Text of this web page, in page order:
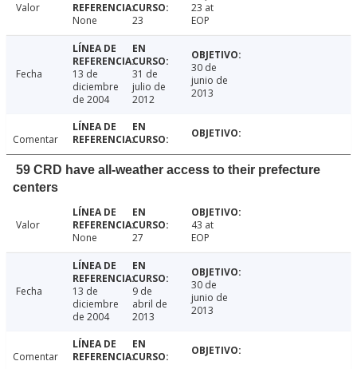
Valor
None
23
23 at
EOP
Fecha
13 de
diciembre
de 2004
31 de
julio de
2012
30 de
junio de
2013
Comentar
59 CRD have all-weather access to their prefecture
centers
Valor
None
27
43 at
EOP
Fecha
13 de
diciembre
de 2004
9 de
abril de
2013
30 de
junio de
2013
Comentar